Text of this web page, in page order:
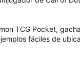
TCG Pocket,
fáciles de